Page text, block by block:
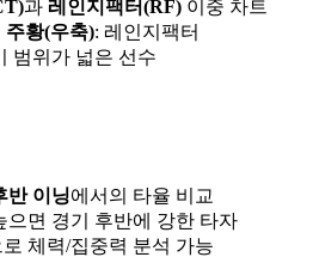
과 레인지팩터(RF) 이중 차트
주황(우축): 레인지팩터
범위가 넓은 선수
반 이닝에서의 타율 비교
으면 경기 후반에 강한 타자
체력/집중력 분석 가능